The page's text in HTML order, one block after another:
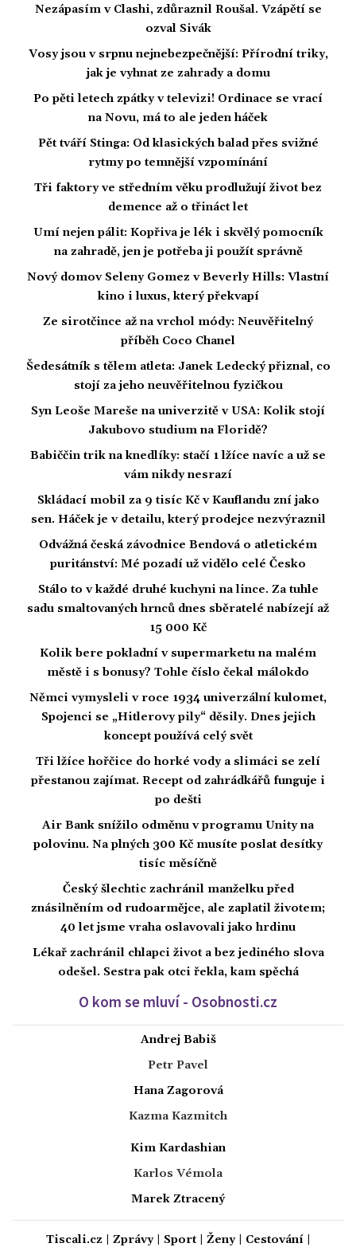
Nezápasím v Clashi, zdůraznil Roušal. Vzápětí se
ozval Sivák
Vosy jsou v srpnu nejnebezpečnější: Přírodní triky,
jak je vyhnat ze zahrady a domu
Po pěti letech zpátky v televizi! Ordinace se vrací
na Novu, má to ale jeden háček
Pět tváří Stinga: Od klasických balad přes svižné
rytmy po temnější vzpomínání
Tři faktory ve středním věku prodlužují život bez
demence až o třináct let
Umí nejen pálit: Kopřiva je lék i skvělý pomocník
na zahradě, jen je potřeba ji použít správně
Nový domov Seleny Gomez v Beverly Hills: Vlastní
kino i luxus, který překvapí
Ze sirotčince až na vrchol módy: Neuvěřitelný
příběh Coco Chanel
Šedesátník s tělem atleta: Janek Ledecký přiznal, co
stojí za jeho neuvěřitelnou fyzičkou
Syn Leoše Mareše na univerzitě v USA: Kolik stojí
Jakubovo studium na Floridě?
Babiččin trik na knedlíky: stačí 1 lžíce navíc a už se
vám nikdy nesrazí
Skládací mobil za 9 tisíc Kč v Kauflandu zní jako
sen. Háček je v detailu, který prodejce nezvýraznil
Odvážná česká závodnice Bendová o atletickém
puritánství: Mé pozadí už vidělo celé Česko
Stálo to v každé druhé kuchyni na lince. Za tuhle
sadu smaltovaných hrnců dnes sběratelé nabízejí až
15 000 Kč
Kolik bere pokladní v supermarketu na malém
městě i s bonusy? Tohle číslo čekal málokdo
Němci vymysleli v roce 1934 univerzální kulomet,
Spojenci se „Hitlerovy pily“ děsily. Dnes jejich
koncept používá celý svět
Tři lžíce hořčice do horké vody a slimáci se zelí
přestanou zajímat. Recept od zahrádkářů funguje i
po dešti
Air Bank snížilo odměnu v programu Unity na
polovinu. Na plných 300 Kč musíte poslat desítky
tisíc měsíčně
Český šlechtic zachránil manželku před
znásilněním od rudoarmějce, ale zaplatil životem;
40 let jsme vraha oslavovali jako hrdinu
Lékař zachránil chlapci život a bez jediného slova
odešel. Sestra pak otci řekla, kam spěchá
O kom se mluví - Osobnosti.cz
Andrej Babiš
Petr Pavel
Hana Zagorová
Kazma Kazmitch
Kim Kardashian
Karlos Vémola
Marek Ztracený
Tiscali.cz Zprávy| Sport| Ženy| Cestování|